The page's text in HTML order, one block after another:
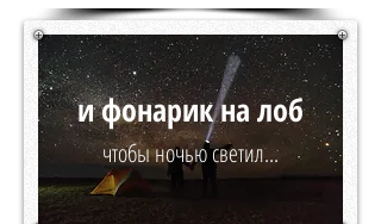
и фонарик на лоб
чтобы ночью светил...